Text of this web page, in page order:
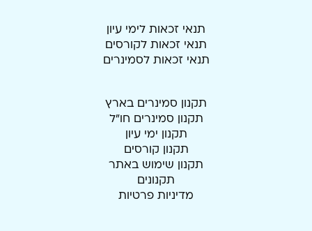
תנאי זכאות לימי עיון
תנאי זכאות לקורסים
תנאי זכאות לסמינרים
תקנון סמינרים בארץ
תקנון סמינרים חו"ל
תקנון ימי עיון
תקנון קורסים
תקנון שימוש באתר
תקנונים
מדיניות פרטיות